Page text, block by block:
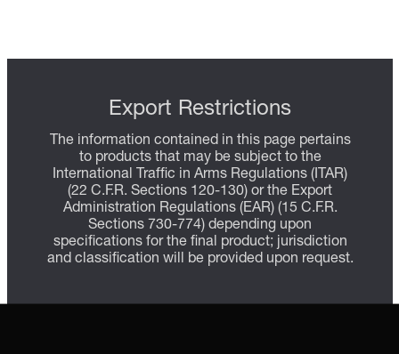
Export Restrictions
The information contained in this page pertains
to products that may be subject to the
International Traffic in Arms Regulations (ITAR)
(22 C.F.R. Sections 120-130) or the Export
Administration Regulations (EAR) (15 C.F.R.
Sections 730-774) depending upon
specifications for the final product; jurisdiction
and classification will be provided upon request.